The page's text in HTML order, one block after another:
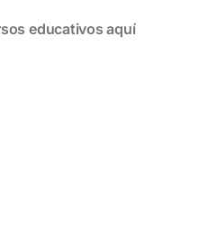
educativos aquí